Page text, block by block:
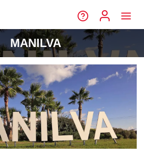
MANILVA